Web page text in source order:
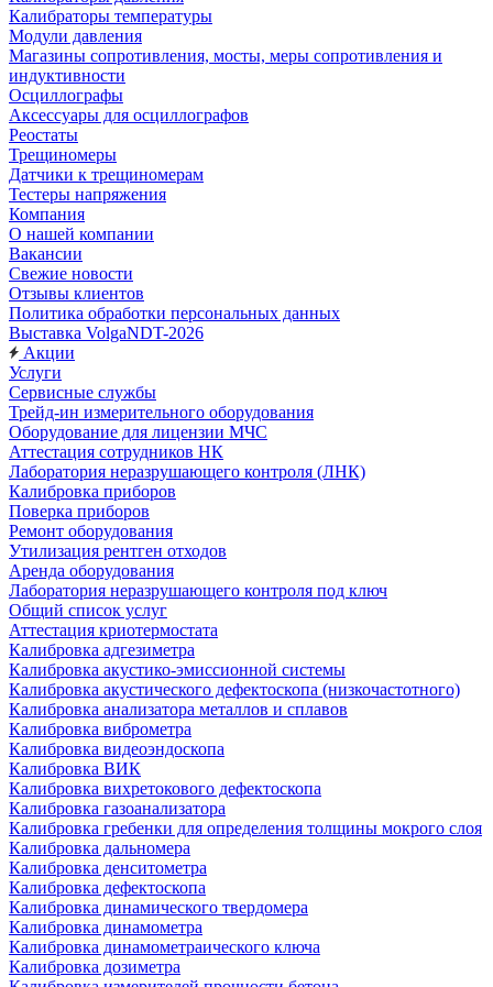
Калибраторы температуры
Модули давления
Магазины сопротивления, мосты, меры сопротивления и
индуктивности
Осциллографы
Аксессуары для осциллографов
Реостаты
Трещиномеры
Датчики к трещиномерам
Тестеры напряжения
Компания
О нашей компании
Вакансии
Свежие новости
Отзывы клиентов
Политика обработки персональных данных
Выставка VolgaNDT-2026
Акции
Услуги
Сервисные службы
Трейд-ин измерительного оборудования
Оборудование для лицензии МЧС
Аттестация сотрудников НК
Лаборатория неразрушающего контроля (ЛНК)
Калибровка приборов
Поверка приборов
Ремонт оборудования
Утилизация рентген отходов
Аренда оборудования
Лаборатория неразрушающего контроля под ключ
Общий список услуг
Аттестация криотермостата
Калибровка адгезиметра
Калибровка акустико-эмиссионной системы
Калибровка акустического дефектоскопа (низкочастотного)
Калибровка анализатора металлов и сплавов
Калибровка виброметра
Калибровка видеоэндоскопа
Калибровка ВИК
Калибровка вихретокового дефектоскопа
Калибровка газоанализатора
Калибровка гребенки для определения толщины мокрого слоя
Калибровка дальномера
Калибровка денситометра
Калибровка дефектоскопа
Калибровка динамического твердомера
Калибровка динамометра
Калибровка динамометраического ключа
Калибровка дозиметра